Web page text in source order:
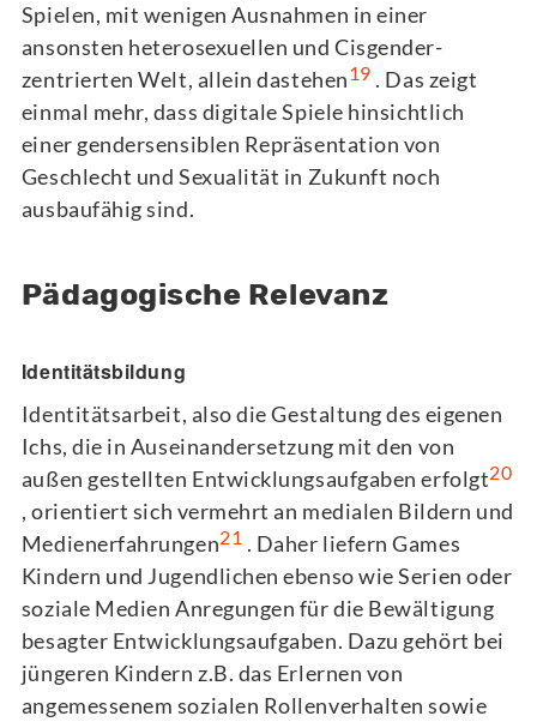
Spielen, mit wenigen Ausnahmen in einer
ansonsten heterosexuellen und Cisgender-
zentrierten Welt, allein dastehen19 . Das zeigt
einmal mehr, dass digitale Spiele hinsichtlich
einer gendersensiblen Repräsentation von
Geschlecht und Sexualität in Zukunft noch
ausbaufähig sind.
Pädagogische Relevanz
Identitätsbildung
Identitätsarbeit, also die Gestaltung des eigenen
Ichs, die in Auseinandersetzung mit den von
außen gestellten Entwicklungsaufgaben erfolgt20
, orientiert sich vermehrt an medialen Bildern und
Medienerfahrungen21 . Daher liefern Games
Kindern und Jugendlichen ebenso wie Serien oder
soziale Medien Anregungen für die Bewältigung
besagter Entwicklungsaufgaben. Dazu gehört bei
jüngeren Kindern z.B. das Erlernen von
angemessenem sozialen Rollenverhalten sowie